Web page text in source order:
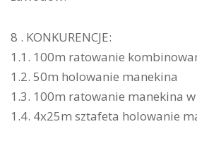
8 . KONKURENCJE:
1.1. 100m ratowanie
1.2. 50m holowanie manekina
1.3. 100m ratowanie manekina w
1.4. 4x25m sztafeta holowanie